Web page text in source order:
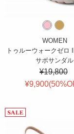
WOMEN
トゥルーウォークゼロ
サボサンダル
¥19,800
¥9,900(50